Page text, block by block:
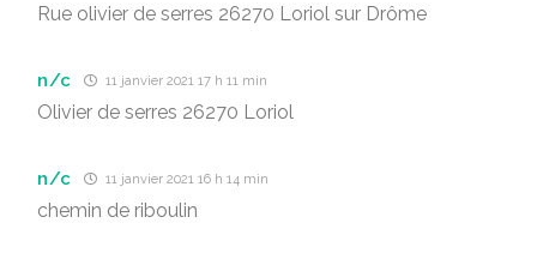
Rue olivier de serres 26270 Loriol sur Drôme
n/c 11 janvier 2021 17 h 11 min
Olivier de serres 26270 Loriol
n/c 11 janvier 2021 16 h 14 min
chemin de riboulin